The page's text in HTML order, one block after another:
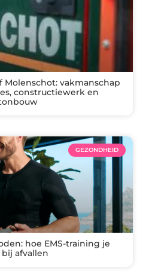
vakmanschap
constructiewerk en
GEZONDHEID
hoe EMS-training je
afvallen